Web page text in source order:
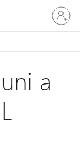
vă
la
dvs.
a